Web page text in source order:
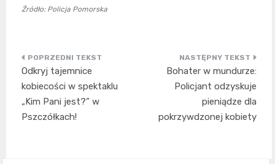
Źródło: Policja Pomorska
Nawigacja
wpisu
Odkryj tajemnice
kobiecości w spektaklu
„Kim Pani jest?” w
Pszczółkach!
Bohater w mundurze:
Policjant odzyskuje
pieniądze dla
pokrzywdzonej kobiety